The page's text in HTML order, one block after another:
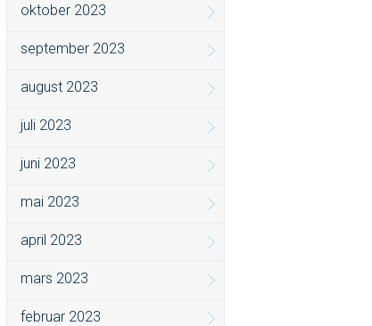
oktober 2023
september 2023
august 2023
juli 2023
juni 2023
mai 2023
april 2023
mars 2023
februar 2023